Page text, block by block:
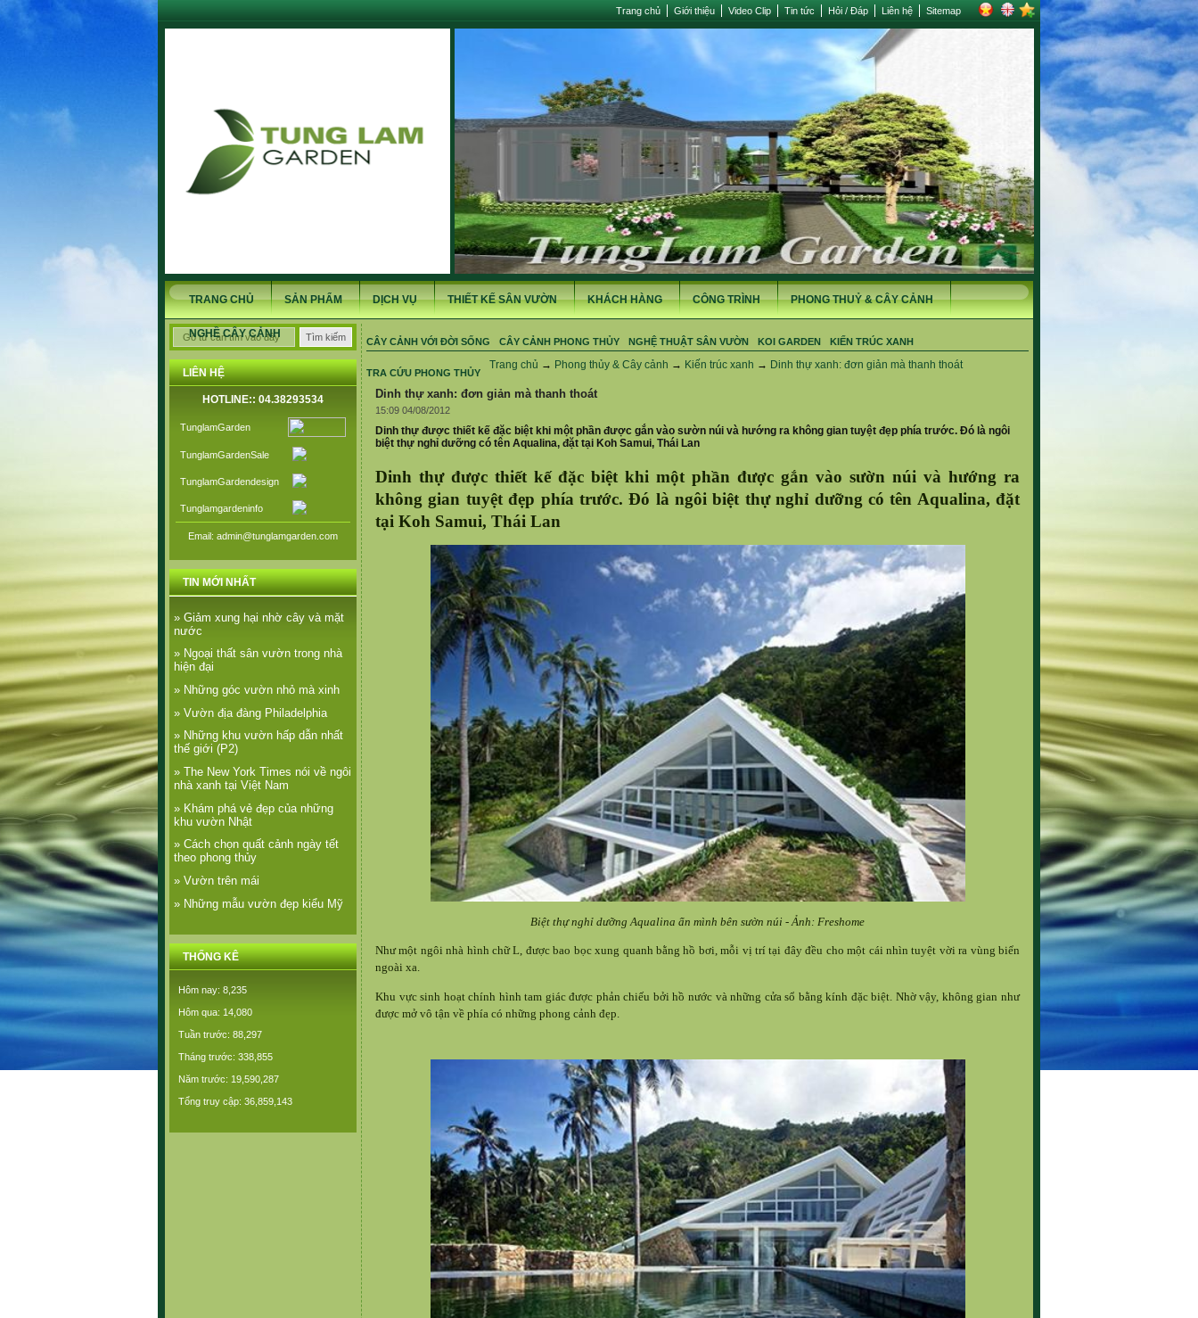
Trang chủ Giới thiệu Video Clip Tin tức Hỏi / Đáp Liên hệ Sitemap
TRANG CHỦ SẢN PHẨM DỊCH VỤ THIẾT KẾ SÂN VƯỜN KHÁCH HÀNG CÔNG TRÌNH PHONG THUỶ & CÂY CẢNH
NGHỀ CÂY CẢNH
LIÊN HỆ
HOTLINE:: 04.38293534
TunglamGarden
TunglamGardenSale
TunglamGardendesign
Tunglamgardeninfo
Email: admin@tunglamgarden.com
TIN MỚI NHẤT
» Giảm xung hại nhờ cây và mặt
nước
» Ngoại thất sân vườn trong nhà
hiện đại
» Những góc vườn nhỏ mà xinh
» Vườn địa đàng Philadelphia
» Những khu vườn hấp dẫn nhất
thế giới (P2)
» The New York Times nói về ngôi
nhà xanh tại Việt Nam
» Khám phá vẻ đẹp của những
khu vườn Nhật
» Cách chọn quất cảnh ngày tết
theo phong thủy
» Vườn trên mái
» Những mẫu vườn đẹp kiểu Mỹ
THỐNG KÊ
Hôm nay: 8,235
Hôm qua: 14,080
Tuần trước: 88,297
Tháng trước: 338,855
Năm trước: 19,590,287
Tổng truy cập: 36,859,143
CÂY CẢNH VỚI ĐỜI SỐNG CÂY CẢNH PHONG THỦY NGHỆ THUẬT SÂN VƯỜN KOI GARDEN KIẾN TRÚC XANH
TRA CỨU PHONG THỦY
Trang chủ → Phong thủy & Cây cảnh → Kiến trúc xanh → Dinh thự xanh: đơn giản mà thanh thoát
Dinh thự xanh: đơn giản mà thanh thoát
15:09 04/08/2012
Dinh thự được thiết kế đặc biệt khi một phần được gắn vào sườn núi và hướng ra không gian tuyệt đẹp phía trước. Đó là ngôi
biệt thự nghỉ dưỡng có tên Aqualina, đặt tại Koh Samui, Thái Lan
Dinh thự được thiết kế đặc biệt khi một phần được gắn vào sườn núi và hướng ra
không gian tuyệt đẹp phía trước. Đó là ngôi biệt thự nghỉ dưỡng có tên Aqualina, đặt
tại Koh Samui, Thái Lan
Biệt thự nghỉ dưỡng Aqualina ẩn mình bên sườn núi - Ảnh: Freshome
Như một ngôi nhà hình chữ L, được bao bọc xung quanh bằng hồ bơi, mỗi vị trí tại đây đều cho một cái nhìn tuyệt vời ra vùng biển
ngoài xa.
Khu vực sinh hoạt chính hình tam giác được phản chiếu bởi hồ nước và những cửa sổ bằng kính đặc biệt. Nhờ vậy, không gian như
được mở vô tận về phía có những phong cảnh đẹp.